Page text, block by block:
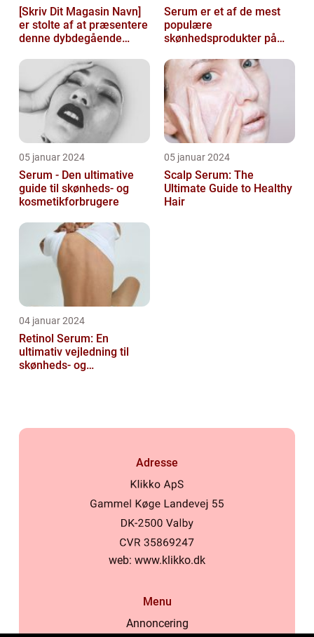
[Skriv Dit Magasin Navn]
er stolte af at præsentere
denne dybdegående
Serum er et af de mest
populære
skønhedsprodukter på
ansigt er en vigtig de...
05 januar 2024
Serum - Den ultimative
guide til skønheds- og
kosmetikforbrugere
05 januar 2024
Scalp Serum: The
Ultimate Guide to Healthy
Hair
04 januar 2024
Retinol Serum: En
ultimativ vejledning til
skønheds- og
Adresse
web: www.klikko.dk
Menu
Annoncering